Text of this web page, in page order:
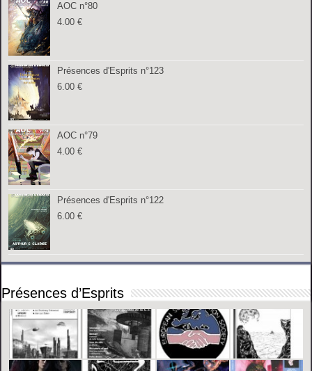
AOC n°80
4.00€
Présences d'Esprits n°123
6.00€
AOC n°79
4.00€
Présences d'Esprits n°122
6.00€
Présences d’Esprits